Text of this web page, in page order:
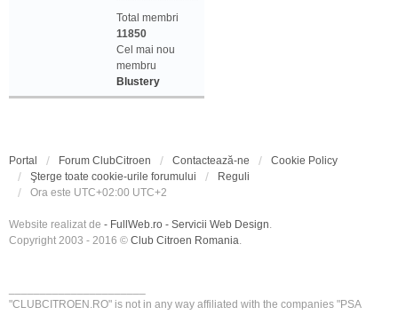
Total membri
11850
Cel mai nou
membru
Blustery
Portal Forum ClubCitroen Contactează-ne
Cookie Policy
Şterge toate cookie-urile forumului
Reguli
Ora este UTC+02:00 UTC+2
Website realizat de - FullWeb.ro - Servicii Web Design.
Copyright 2003 - 2016 © Club Citroen Romania.
"CLUBCITROEN.RO" is not in any way affiliated with the companies "PSA